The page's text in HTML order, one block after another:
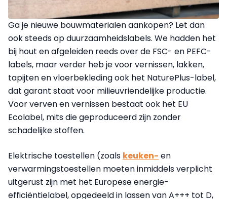
Ga je nieuwe bouwmaterialen aankopen? Let dan
ook steeds op duurzaamheidslabels. We hadden het
bij hout en afgeleiden reeds over de FSC- en PEFC-
labels, maar verder heb je voor vernissen, lakken,
tapijten en vloerbekleding ook het NaturePlus-label,
dat garant staat voor milieuvriendelijke productie.
Voor verven en vernissen bestaat ook het EU
Ecolabel, mits die geproduceerd zijn zonder
schadelijke stoffen.
Elektrische toestellen (zoals keuken- en
verwarmingstoestellen moeten inmiddels verplicht
uitgerust zijn met het Europese energie-
efficiëntielabel, opgedeeld in lassen van A+++ tot D,